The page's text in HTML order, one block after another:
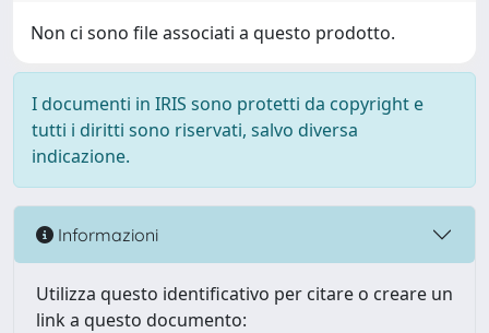
Non ci sono file associati a questo prodotto.
I documenti in IRIS sono protetti da copyright e
tutti i diritti sono riservati, salvo diversa
indicazione.
Informazioni
Utilizza questo identificativo per citare o creare un
link a questo documento: